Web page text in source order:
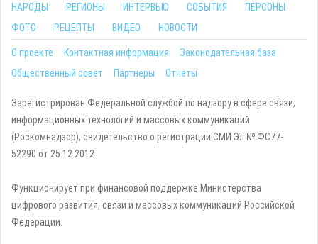
НАРОДЫ РЕГИОНЫ ИНТЕРВЬЮ СОБЫТИЯ
ПЕРСОНЫ
ФОТО
РЕЦЕПТЫ ВИДЕО НОВОСТИ
О проекте Контактная информация
Законодательная база
Общественный совет
Партнеры Отчеты
Зарегистрирован Федеральной службой по надзору в сфере связи,
информационных технологий и массовых коммуникаций
(Роскомнадзор), свидетельство о регистрации СМИ Эл № ФС77-
52290 от 25.12.2012.
Функционирует при финансовой поддержке Министерства
цифрового развития, связи и массовых коммуникаций Российской
Федерации.